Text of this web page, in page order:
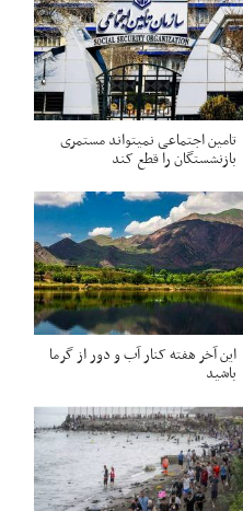
تامین اجتماعی نمیتواند مستمری
بازنشستگان را قطع کند
این آخر هفته کنار آب و دور از گرما
باشید